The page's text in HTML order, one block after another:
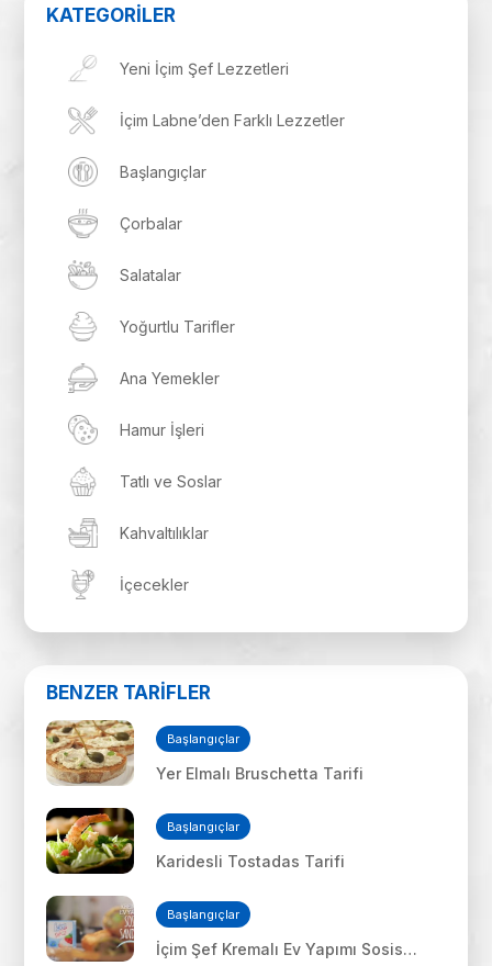
KATEGORİLER
Yeni İçim Şef Lezzetleri
İçim Labne’den Farklı Lezzetler
Başlangıçlar
Çorbalar
Salatalar
Yoğurtlu Tarifler
Ana Yemekler
Hamur İşleri
Tatlı ve Soslar
Kahvaltılıklar
İçecekler
BENZER TARİFLER
Başlangıçlar
Yer Elmalı Bruschetta Tarifi
Başlangıçlar
Karidesli Tostadas Tarifi
Başlangıçlar
İçim Şef Kremalı Ev Yapımı Sosis